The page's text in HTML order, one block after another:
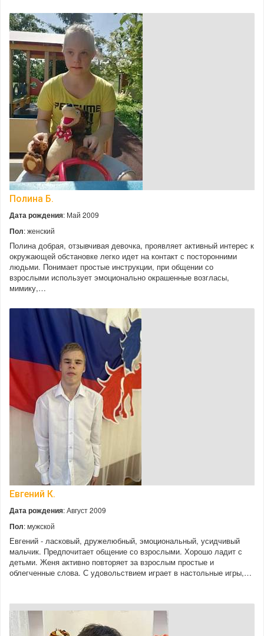
Полина Б.
Дата рождения: Май 2009
Пол: женский
Полина добрая, отзывчивая девочка, проявляет активный интерес к
окружающей обстановке легко идет на контакт с посторонними
людьми. Понимает простые инструкции, при общении со
взрослыми использует эмоционально окрашенные возгласы,
мимику,…
Евгений К.
Дата рождения: Август 2009
Пол: мужской
Евгений - ласковый, дружелюбный, эмоциональный, усидчивый
мальчик. Предпочитает общение со взрослыми. Хорошо ладит с
детьми. Женя активно повторяет за взрослым простые и
облегченные слова. С удовольствием играет в настольные игры,…